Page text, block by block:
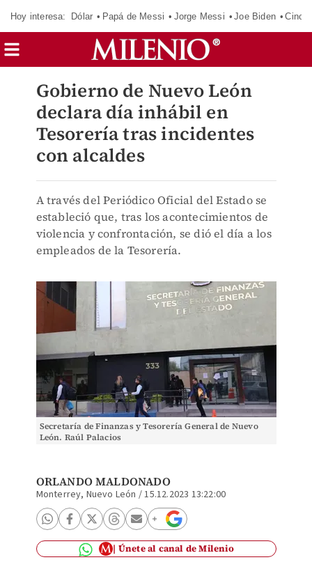
Hoy interesa: Dólar Papá de Messi Jorge Messi Joe Biden
Gobierno de Nuevo León
declara día inhábil en
Tesorería tras incidentes
con alcaldes
A través del Periódico Oficial del Estado se
estableció que, tras los acontecimientos de
violencia y confrontación, se dió el día a los
empleados de la Tesorería.
Secretaría de Finanzas y Tesorería General de Nuevo
León. Raúl Palacios
ORLANDO MALDONADO
Monterrey, Nuevo León /15.12.2023 13:22:00
Únete al canal de Milenio